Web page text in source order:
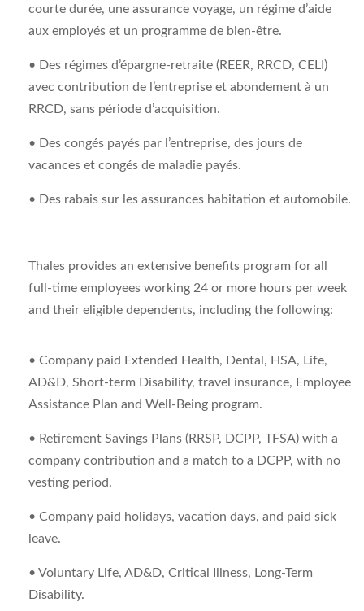
courte durée, une assurance voyage, un régime d’aide
aux employés et un programme de bien-être.
• Des régimes d’épargne-retraite (REER, RRCD, CELI)
avec contribution de l’entreprise et abondement à un
RRCD, sans période d’acquisition.
• Des congés payés par l’entreprise, des jours de
vacances et congés de maladie payés.
• Des rabais sur les assurances habitation et automobile.
Thales provides an extensive benefits program for all
full-time employees working 24 or more hours per week
and their eligible dependents, including the following:
• Company paid Extended Health, Dental, HSA, Life,
AD&D, Short-term Disability, travel insurance, Employee
Assistance Plan and Well-Being program.
• Retirement Savings Plans (RRSP, DCPP, TFSA) with a
company contribution and a match to a DCPP, with no
vesting period.
• Company paid holidays, vacation days, and paid sick
leave.
• Voluntary Life, AD&D, Critical Illness, Long-Term
Disability.